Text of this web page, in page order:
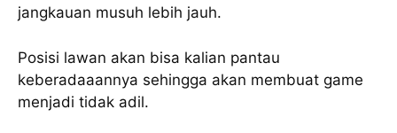
jangkauan musuh lebih jauh.
Posisi lawan akan bisa kalian pantau
keberadaaannya sehingga akan membuat game
menjadi tidak adil.